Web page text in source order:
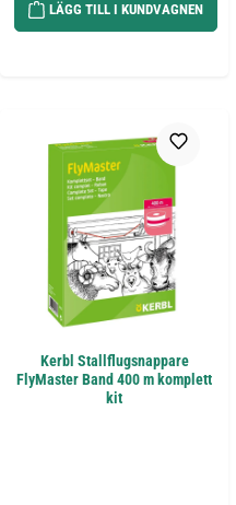
LÄGG TILL I KUNDVAGNEN
Kerbl Stallflugsnappare
FlyMaster Band 400 m komplett
kit